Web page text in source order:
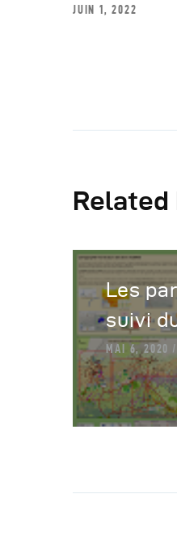
JUIN 1, 2022
Related
Les
suivi
MAI 6, 2020